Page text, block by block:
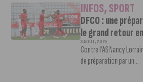
INFOS,SPORT
DFCO : une
le grand retour
3 AOÛT, 2026
Contre l’AS Nancy
de préparation par un...